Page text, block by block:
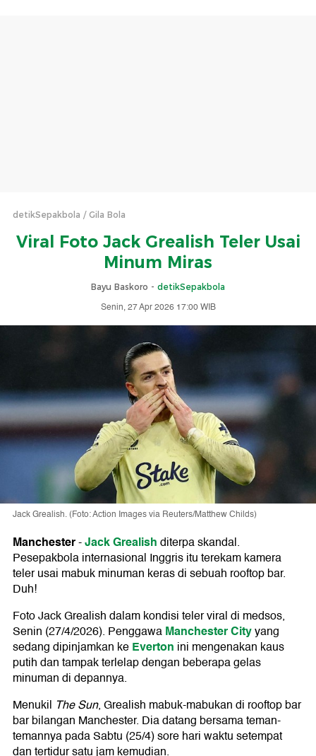
detikSepakbola Gila Bola
Viral Foto Jack Grealish Teler Usai
Minum Miras
Bayu Baskoro - detikSepakbola
Senin, 27 Apr 2026 17:00 WIB
Jack Grealish. (Foto: Action Images via Reuters/Matthew Childs)
Manchester-Jack Grealishditerpa skandal.
Pesepakbola internasional Inggris itu terekam kamera
teler usai mabuk minuman keras di sebuah rooftop bar.
Duh!
Foto Jack Grealish dalam kondisi teler viral di medsos,
Senin (27/4/2026). PenggawaManchester Cityyang
sedang dipinjamkan keEverton ini mengenakan kaus
putih dan tampak terlelap dengan beberapa gelas
minuman di depannya.
Menukil The Sun, Grealish mabuk-mabukan di rooftop bar
bar bilangan Manchester. Dia datang bersama teman-
temannya pada Sabtu (25/4) sore hari waktu setempat
dan tertidur satu jam kemudian.